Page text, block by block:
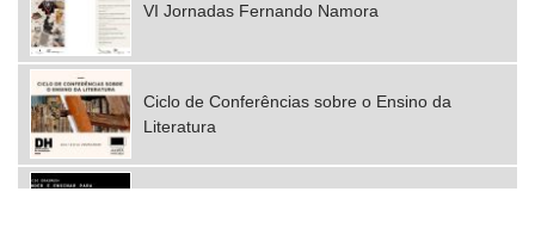
VI Jornadas Fernando Namora
Ciclo de Conferências sobre o Ensino da
Literatura